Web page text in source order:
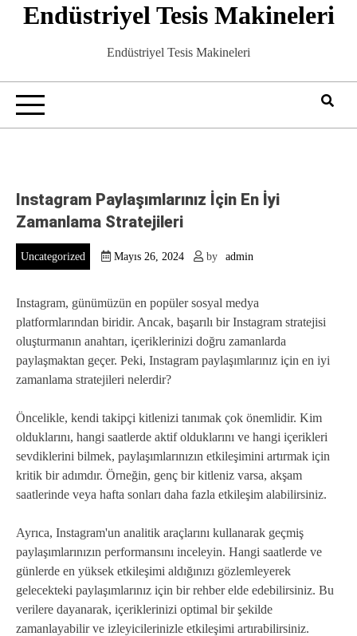
Endüstriyel Tesis Makineleri
Endüstriyel Tesis Makineleri
Instagram Paylaşımlarınız İçin En İyi
Zamanlama Stratejileri
Uncategorized Mayıs 26, 2024 by admin
Instagram, günümüzün en popüler sosyal medya
platformlarından biridir. Ancak, başarılı bir Instagram stratejisi
oluşturmanın anahtarı, içeriklerinizi doğru zamanlarda
paylaşmaktan geçer. Peki, Instagram paylaşımlarınız için en iyi
zamanlama stratejileri nelerdir?
Öncelikle, kendi takipçi kitlenizi tanımak çok önemlidir. Kim
olduklarını, hangi saatlerde aktif olduklarını ve hangi içerikleri
sevdiklerini bilmek, paylaşımlarınızın etkileşimini artırmak için
kritik bir adımdır. Örneğin, genç bir kitleniz varsa, akşam
saatlerinde veya hafta sonları daha fazla etkileşim alabilirsiniz.
Ayrıca, Instagram'un analitik araçlarını kullanarak geçmiş
paylaşımlarınızın performansını inceleyin. Hangi saatlerde ve
günlerde en yüksek etkileşimi aldığınızı gözlemleyerek
gelecekteki paylaşımlarınız için bir rehber elde edebilirsiniz. Bu
verilere dayanarak, içeriklerinizi optimal bir şekilde
zamanlayabilir ve izleyicilerinizle etkileşimi artırabilirsiniz.